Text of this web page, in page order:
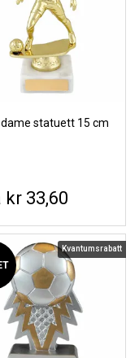
statuett 15 cm
kr 33,60
Kvantumsrabatt